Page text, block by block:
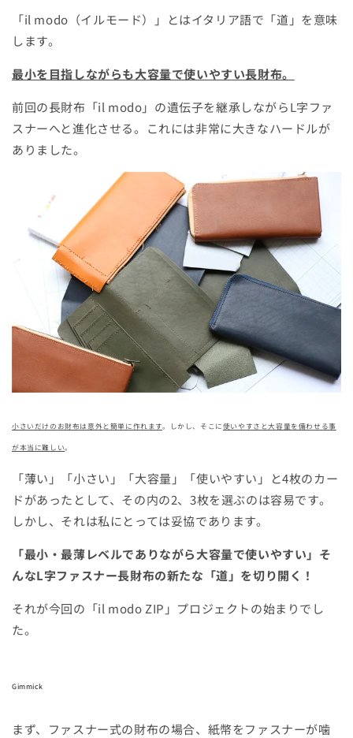
「il modo（イルモード）」とはイタリア語で「道」を意味
します。
最小を目指しながらも大容量で使いやすい長財布。
前回の長財布「il modo」の遺伝子を継承しながらL字ファ
スナーへと進化させる。これには非常に大きなハードルが
ありました。
小さいだけのお財布は意外と簡単に作れます。しかし、そこに使いやすさと大容量を備わせる事
が本当に難しい。
「薄い」「小さい」「大容量」「使いやすい」と4枚のカー
ドがあったとして、その内の2、3枚を選ぶのは容易です。
しかし、それは私にとっては妥協であります。
「最小・最薄レベルでありながら大容量で使いやすい」そ
んなL字ファスナー長財布の新たな「道」 を切り開く！
それが今回の「il modo ZIP」プロジェクトの始まりでし
た。
Gimmick
まず、ファスナー式の財布の場合、紙幣をファスナーが噛